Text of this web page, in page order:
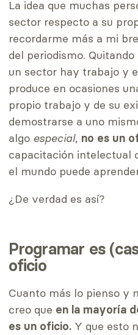
La idea que muchas
sector respecto a su
recordarme más a mi
del periodismo.
un sector hay trabajo y
produce en ocasiones
propio trabajo y de su
demostrarse a uno
algo especial, no es un
capacitación intelectual
el mundo puede
¿De verdad es así?
Programar es
oficio
Cuanto más lo pienso y
creo que en la mayoría
es un oficio. Y que esto